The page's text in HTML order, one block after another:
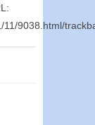
11/9038.html/